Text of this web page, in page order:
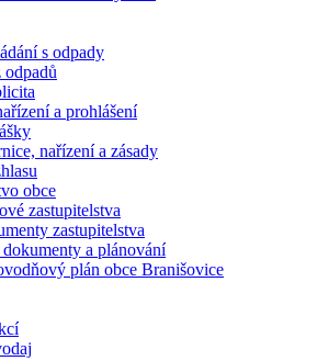
s odpady
odpadů
a prohlášení
nařízení a zásady
obce
zastupitelstva
zastupitelstva
dokumenty a plánování
plán obce Branišovice